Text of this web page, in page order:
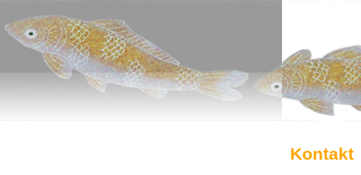
Kontakt